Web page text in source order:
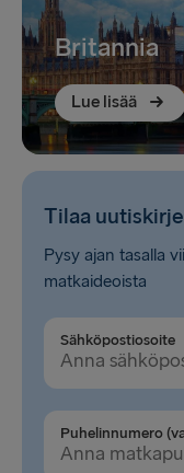
Britannia
Lue lisää
Tilaa
Pysy ajan tasalla
matkaideoista
Sähköpostiosoite
Puhelinnumero